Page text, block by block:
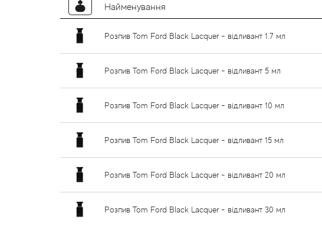
Найменування
Розпив Tom Ford Black Lacquer - відливант 1.7 мл
Розпив Tom Ford Black Lacquer - відливант 5 мл
Розпив Tom Ford Black Lacquer - відливант 10 мл
Розпив Tom Ford Black Lacquer - відливант 15 мл
Розпив Tom Ford Black Lacquer - відливант 20 мл
Розпив Tom Ford Black Lacquer - відливант 30 мл